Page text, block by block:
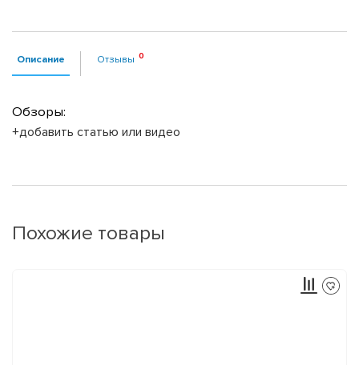
Описание Отзывы
Обзоры:
+добавить статью или видео
Похожие товары